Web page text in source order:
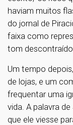
haviam muitos
do jornal de
faixa como
tom descontraído.
Um tempo
de lojas, e um
frequentar uma
vida. A palavra
que ele viesse